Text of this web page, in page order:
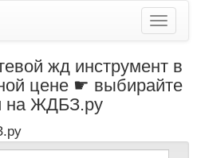
жд инструмент в
цене ☛ выбирайте
на ЖДБЗ.ру